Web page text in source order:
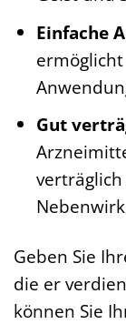
Einfache
Gut
Geben Sie
die er
können Sie